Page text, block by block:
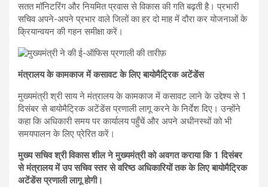
सतत मॉनिटरिंग और नियमित प्रवास से विकास की गति बढ़ती है। प्रभारी
सचिव अपने-अपने प्रभार वाले जिलों का हर दो माह में दौरा कर योजनाओं के
क्रियान्वयन की गहन समीक्षा करें।
मंत्रालय के कामकाज में कसावट के लिए बायोमैट्रिक अटेंडेंस
मुख्यमंत्री श्री साय ने मंत्रालय के कामकाज में कसावट लाने के उद्देश्य से 1
दिसंबर से बायोमैट्रिक अटेंडेंस प्रणाली लागू करने के निर्देश दिए। उन्होंने
कहा कि अधिकारी समय पर कार्यालय पहुँचें और अपने अधीनस्थों को भी
समयपालन के लिए प्रेरित करें।
मुख्य सचिव श्री विकास शील ने मुख्यमंत्री को अवगत कराया कि 1 दिसंबर
से मंत्रालय में उप सचिव स्तर से वरिष्ठ अधिकारियों तक के लिए बायोमैट्रिक
अटेंडेंस प्रणाली लागू होगी।